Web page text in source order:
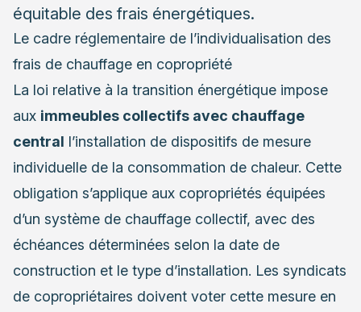
équitable des frais énergétiques.
Le cadre réglementaire de l’individualisation des
frais de chauffage en copropriété
La loi relative à la transition énergétique impose
aux immeubles collectifs avec chauffage
central l’installation de dispositifs de mesure
individuelle de la consommation de chaleur. Cette
obligation s’applique aux copropriétés équipées
d’un système de chauffage collectif, avec des
échéances déterminées selon la date de
construction et le type d’installation. Les syndicats
de copropriétaires doivent voter cette mesure en